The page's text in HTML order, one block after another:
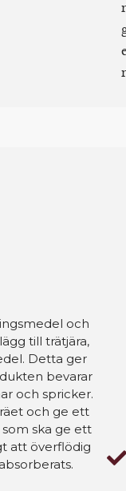
r
r
och
till trätjära,
Detta ger
bevarar
och spricker.
och ge ett
ska ge ett
att överflödig